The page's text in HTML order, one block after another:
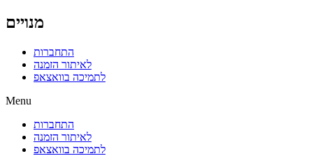
מנויים
התחברות
לאיתור הזמנה
לתמיכה בוואצאפ
Menu
התחברות
לאיתור הזמנה
לתמיכה בוואצאפ